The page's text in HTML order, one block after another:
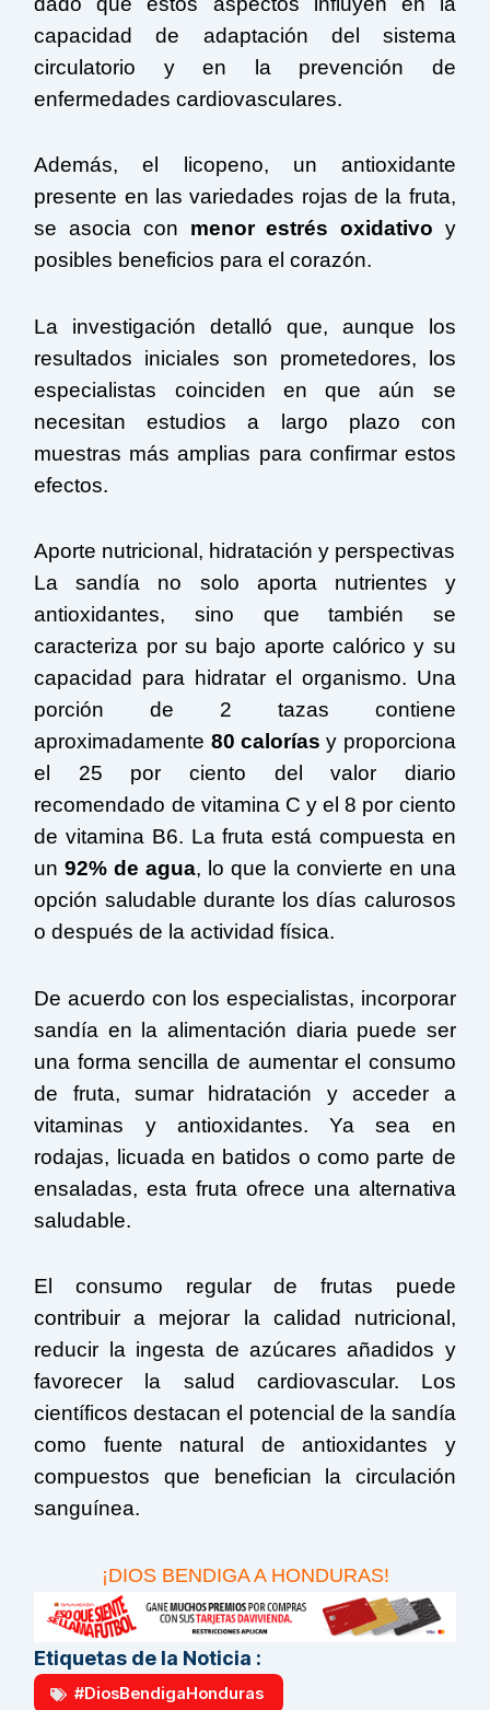
capacidad de adaptación del sistema
circulatorio y en la prevención de
enfermedades cardiovasculares.
Además, el licopeno, un antioxidante
presente en las variedades rojas de la fruta,
se asocia con menor estrés oxidativo y
posibles beneficios para el corazón.
La investigación detalló que, aunque los
resultados iniciales son prometedores, los
especialistas coinciden en que aún se
necesitan estudios a largo plazo con
muestras más amplias para confirmar estos
efectos.
Aporte nutricional, hidratación y perspectivas
La sandía no solo aporta nutrientes y
antioxidantes, sino que también se
caracteriza por su bajo aporte calórico y su
capacidad para hidratar el organismo. Una
porción de 2 tazas contiene
aproximadamente 80 calorías y proporciona
el 25 por ciento del valor diario
recomendado de vitamina C y el 8 por ciento
de vitamina B6. La fruta está compuesta en
un92% de agua, lo que la convierte en una
opción saludable durante los días calurosos
o después de la actividad física.
De acuerdo con los especialistas, incorporar
sandía en la alimentación diaria puede ser
una forma sencilla de aumentar el consumo
de fruta, sumar hidratación y acceder a
vitaminas y antioxidantes. Ya sea en
rodajas, licuada en batidos o como parte de
ensaladas, esta fruta ofrece una alternativa
saludable.
El consumo regular de frutas puede
contribuir a mejorar la calidad nutricional,
reducir la ingesta de azúcares añadidos y
favorecer la salud cardiovascular. Los
científicos destacan el potencial de la sandía
como fuente natural de antioxidantes y
compuestos que benefician la circulación
sanguínea.
¡DIOS BENDIGA A HONDURAS!
Etiquetas de la Noticia :
#DiosBendigaHonduras